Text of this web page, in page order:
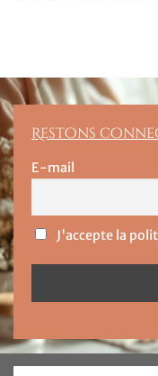
Restons
E-mail
J'accepte la